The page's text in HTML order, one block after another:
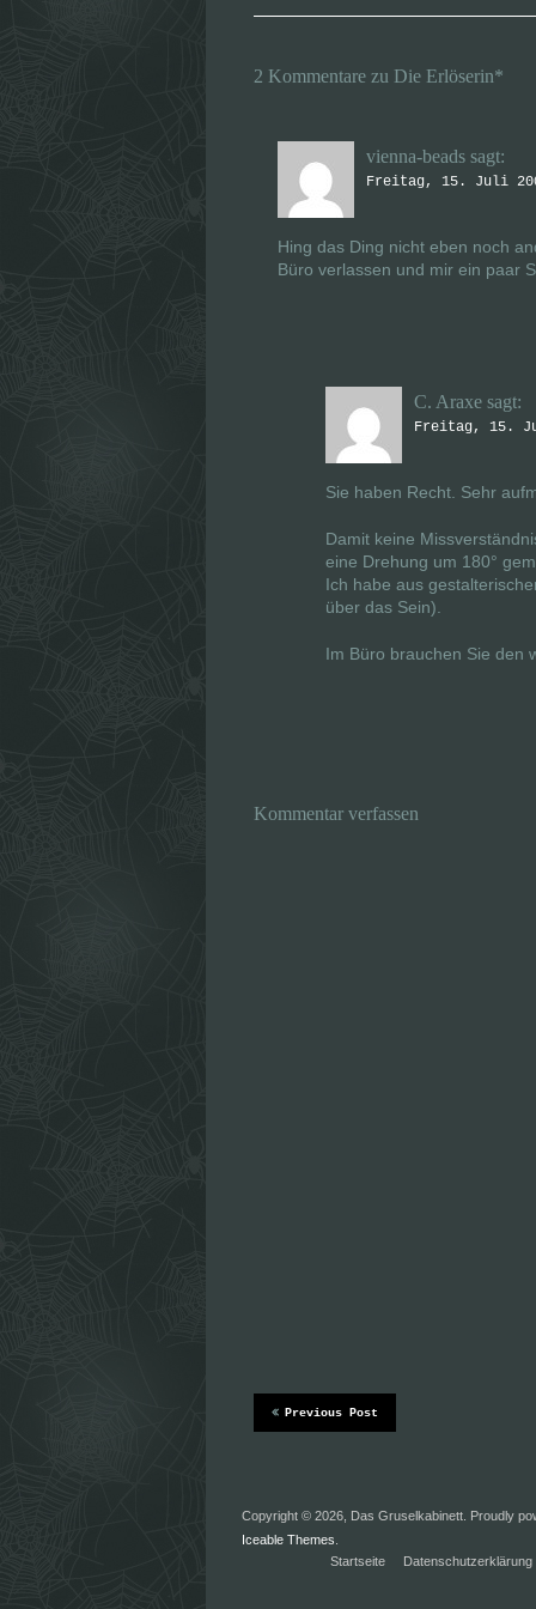
(
d
e
n
t
e
r
(
d
u
e
m
t
e
r
2 Kommentare zu Die Erlöserin*
vienna-beads sagt:
Freitag, 15. Juli
Hing das Ding nicht eben noch
Büro verlassen und mir ein paar
C. Araxe sagt:
Freitag, 15.
Sie haben Recht. Sehr
Damit keine
eine Drehung um 180°
Ich habe aus
über das Sein).
Im Büro brauchen Sie den
Kommentar verfassen
Previous Post
Copyright © 2026, Das Gruselkabinett. Proudly
Iceable Themes
Startseite
Datenschutzerklärung